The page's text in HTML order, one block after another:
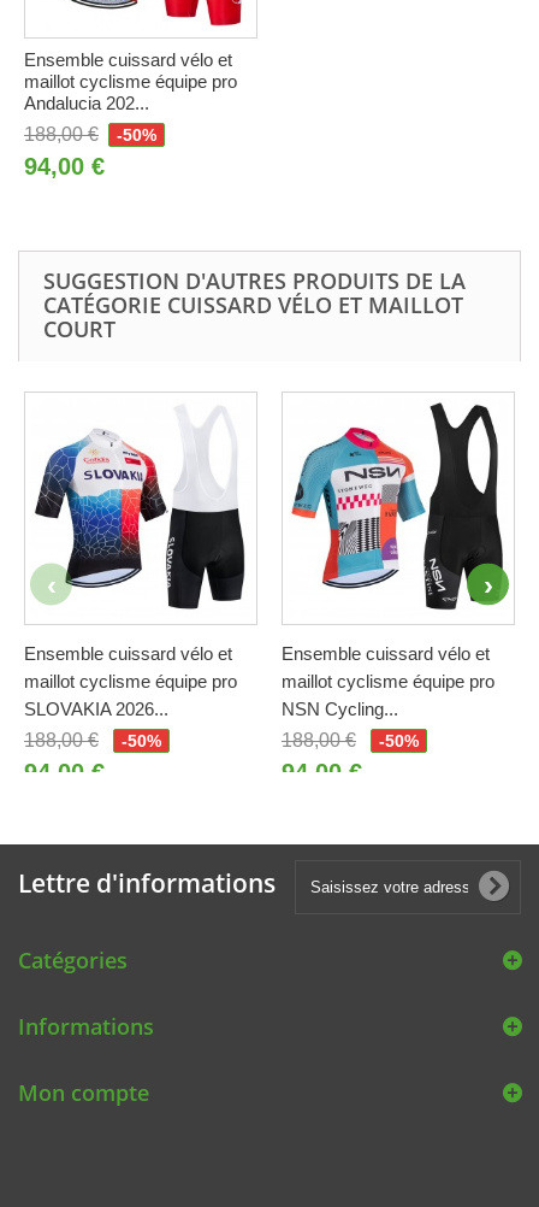
Ensemble cuissard vélo et
maillot cyclisme équipe pro
Andalucia 202...
188,00 €
-50%
94,00 €
SUGGESTION D'AUTRES PRODUITS DE LA
CATÉGORIE CUISSARD VÉLO ET MAILLOT
COURT
Ensemble cuissard vélo et
maillot cyclisme équipe pro
SLOVAKIA 2026...
188,00 €
-50%
94,00 €
Ensemble cuissard vélo et
maillot cyclisme équipe pro
NSN Cycling...
188,00 €
-50%
94,00 €
Lettre d'informations
Catégories
Informations
Mon compte